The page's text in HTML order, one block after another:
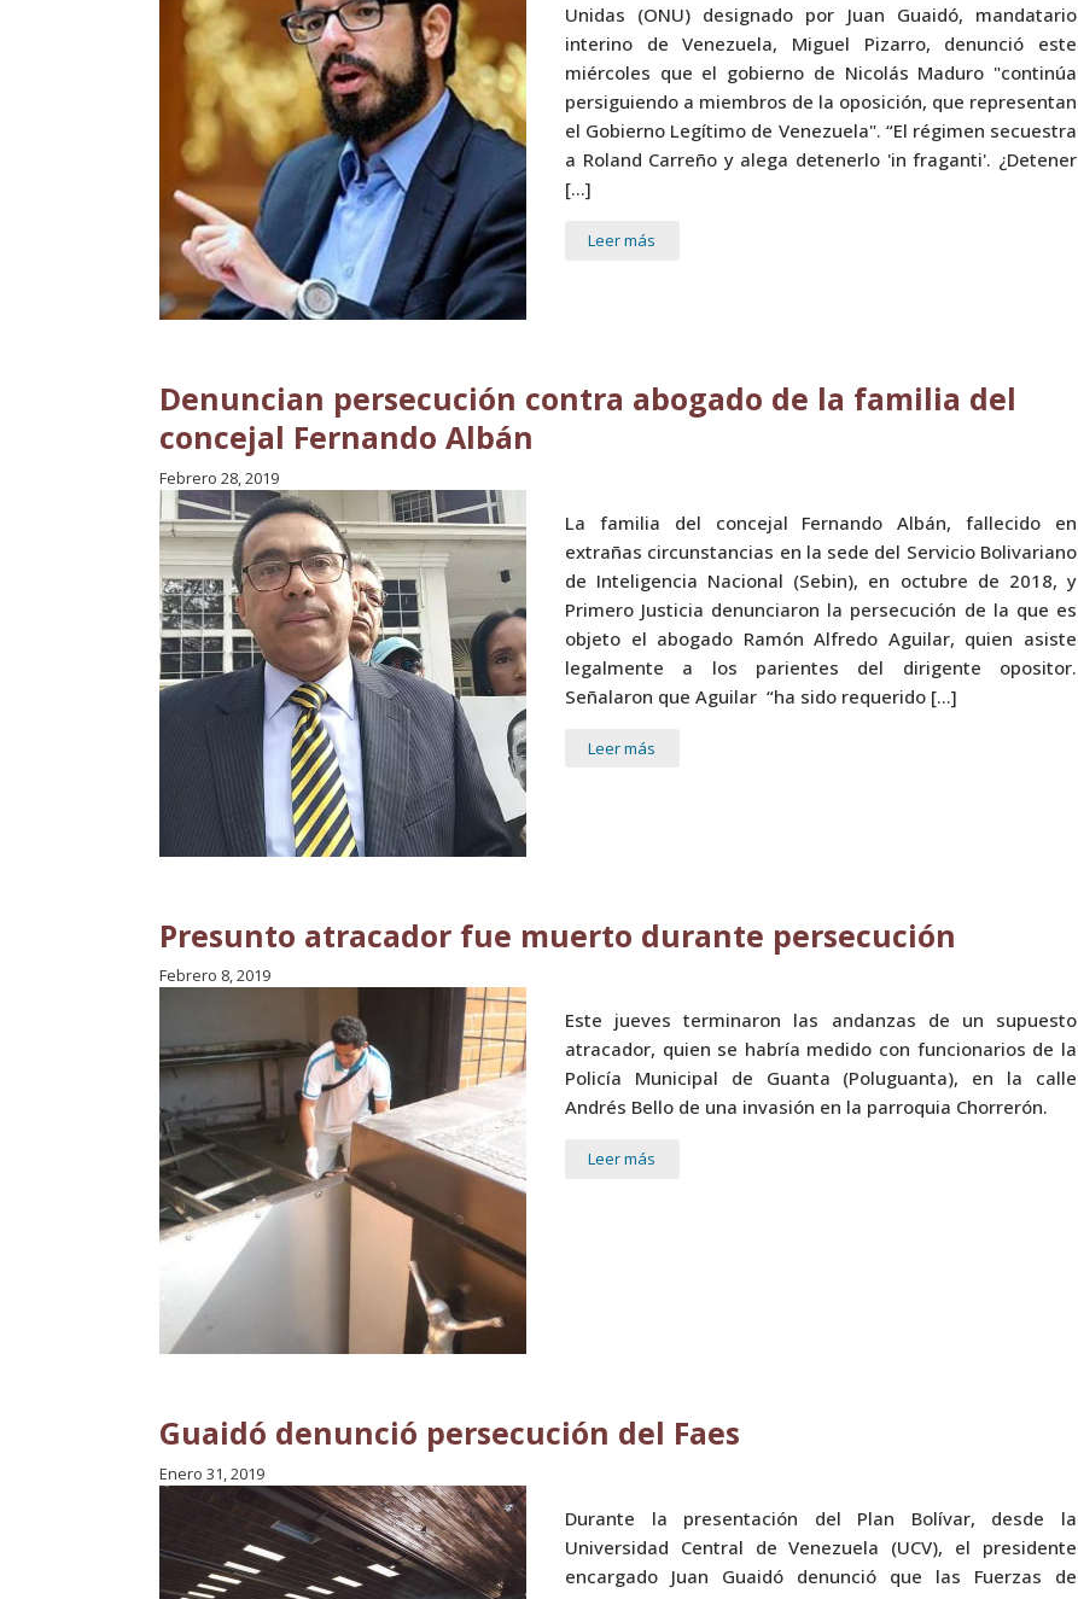
Unidas (ONU) designado por Juan Guaidó, mandatario
interino de Venezuela, Miguel Pizarro, denunció este
miércoles que el gobierno de Nicolás Maduro "continúa
persiguiendo a miembros de la oposición, que representan
el Gobierno Legítimo de Venezuela". “El régimen secuestra
a Roland Carreño y alega detenerlo 'in fraganti'. ¿Detener
[…]
Leer más
Denuncian persecución contra abogado de la familia del
concejal Fernando Albán
Febrero 28, 2019
La familia del concejal Fernando Albán, fallecido en
extrañas circunstancias en la sede del Servicio Bolivariano
de Inteligencia Nacional (Sebin), en octubre de 2018, y
Primero Justicia denunciaron la persecución de la que es
objeto el abogado Ramón Alfredo Aguilar, quien asiste
legalmente a los parientes del dirigente opositor.
Señalaron que Aguilar “ha sido requerido […]
Leer más
Presunto atracador fue muerto durante persecución
Febrero 8, 2019
Este jueves terminaron las andanzas de un supuesto
atracador, quien se habría medido con funcionarios de la
Policía Municipal de Guanta (Poluguanta), en la calle
Andrés Bello de una invasión en la parroquia Chorrerón.
Leer más
Guaidó denunció persecución del Faes
Enero 31, 2019
Durante la presentación del Plan Bolívar, desde la
Universidad Central de Venezuela (UCV), el presidente
encargado Juan Guaidó denunció que las Fuerzas de